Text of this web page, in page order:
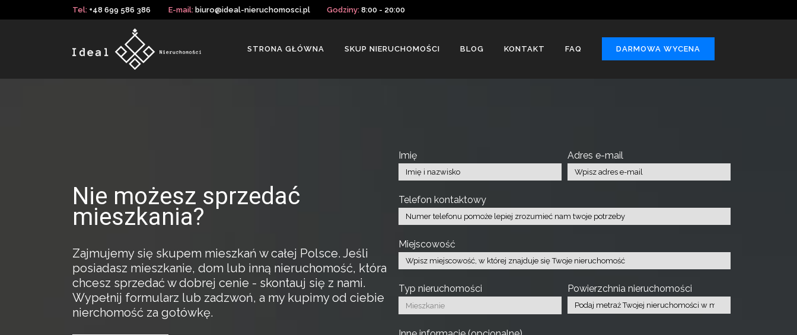
Tel: +48 699 586 386 E-mail: biuro@ideal-nieruchomosci.pl Godziny: 8:00 - 20:00
STRONA GŁÓWNA SKUP NIERUCHOMOŚCI BLOG KONTAKT FAQ DARMOWA WYCENA
Nie możesz sprzedać
mieszkania?
Zajmujemy się skupem mieszkań w całej Polsce. Jeśli
posiadasz mieszkanie, dom lub inną nieruchomość, która
chcesz sprzedać w dobrej cenie - skontauj się z nami.
Wypełnij formularz lub zadzwoń, a my kupimy od ciebie
nierchomość za gotówkę.
Imię Adres e-mail
Telefon kontaktowy
Miejscowość
Typ nieruchomości Powierzchnia nieruchomości